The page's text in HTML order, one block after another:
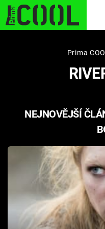
STARHOUSE
PLNEJ KOTEL
Hry
Prima
NEJNOVĚJŠÍ